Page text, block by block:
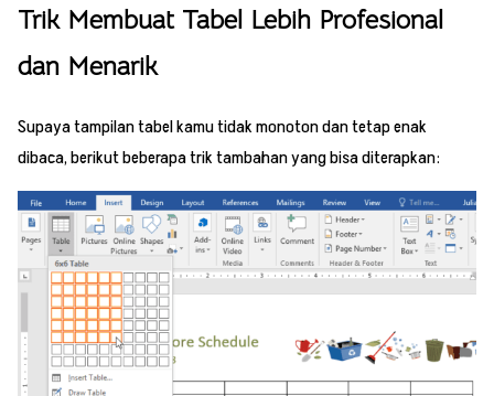
Trik Membuat Tabel Lebih Profesional
dan Menarik
Supaya tampilan tabel kamu tidak monoton dan tetap enak
dibaca, berikut beberapa trik tambahan yang bisa diterapkan: